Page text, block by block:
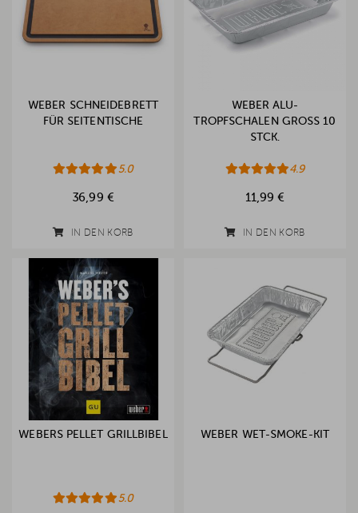
WEBER SCHNEIDEBRETT
FÜR SEITENTISCHE
5.0
36,99 €
IN DEN KORB
WEBER ALU-
TROPFSCHALEN GROSS 10 S
TCK.
4.9
11,99 €
IN DEN KORB
WEBERS PELLET GRILLBIBEL
5.0
WEBER WET-SMOKE-KIT